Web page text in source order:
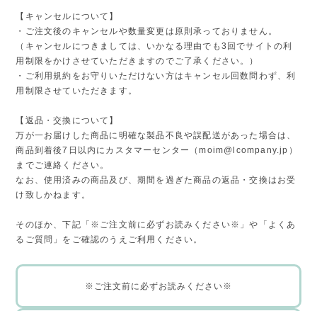
【キャンセルについて】
・ご注文後のキャンセルや数量変更は原則承っておりません。
（キャンセルにつきましては、いかなる理由でも3回でサイトの利
用制限をかけさせていただきますのでご了承ください。）
・ご利用規約をお守りいただけない方はキャンセル回数問わず、利
用制限させていただきます。
【返品・交換について】
万が一お届けした商品に明確な製品不良や誤配送があった場合は、
商品到着後7日以内にカスタマーセンター（moim@lcompany.jp ）
までご連絡ください。
なお、使用済みの商品及び、期間を過ぎた商品の返品・交換はお受
け致しかねます。
そのほか、下記「※ご注文前に必ずお読みください※」や「よくあ
るご質問」をご確認のうえご利用ください。
※ご注文前に必ずお読みください※